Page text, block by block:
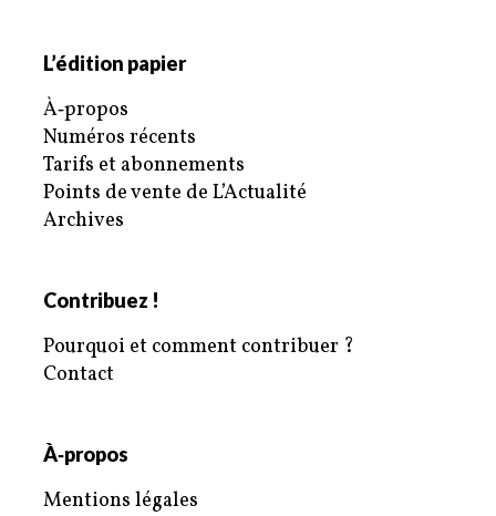
L’édition papier
À‑propos
Numéros récents
Tarifs et abonnements
Points de vente de L’Actualité
Archives
Contribuez !
Pourquoi et comment contribuer ?
Contact
À‑propos
Mentions légales